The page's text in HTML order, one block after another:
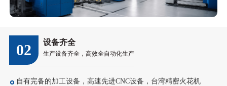
02 设备齐全
生产设备齐全，高效全自动化生产
自有完备的加工设备，高速先进CNC设备，台湾精密火花机